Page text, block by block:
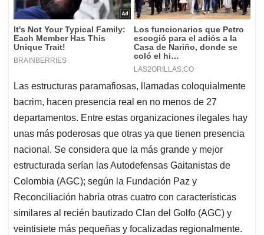
Las estructuras paramafiosas, llamadas coloquialmente
bacrim, hacen presencia real en no menos de 27
departamentos. Entre estas organizaciones ilegales hay
unas más poderosas que otras ya que tienen presencia
nacional. Se considera que la más grande y mejor
estructurada serían las Autodefensas Gaitanistas de
Colombia (AGC); según la Fundación Paz y
Reconciliación habría otras cuatro con características
similares al recién bautizado Clan del Golfo (AGC) y
veintisiete más pequeñas y focalizadas regionalmente.